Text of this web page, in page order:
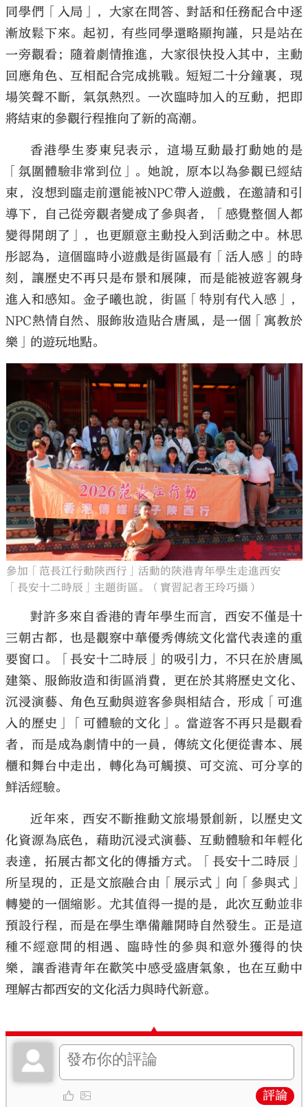
同學們「入局」，大家在問答、對話和任務配合中逐
漸放鬆下來。起初，有些同學還略顯拘謹，只是站在
一旁觀看；隨着劇情推進，大家很快投入其中，主動
回應角色、互相配合完成挑戰。短短二十分鐘裏，現
場笑聲不斷，氣氛熱烈。一次臨時加入的互動，把即
將結束的參觀行程推向了新的高潮。
香港學生麥東兒表示，這場互動最打動她的是
「氛圍體驗非常到位」。她說，原本以為參觀已經結
束，沒想到臨走前還能被NPC帶入遊戲，在邀請和引
導下，自己從旁觀者變成了參與者，「感覺整個人都
變得開朗了」，也更願意主動投入到活動之中。林思
彤認為，這個臨時小遊戲是街區最有「活人感」的時
刻，讓歷史不再只是布景和展陳，而是能被遊客親身
進入和感知。金子曦也說，街區「特別有代入感」，
NPC熱情自然、服飾妝造貼合唐風，是一個「寓教於
樂」的遊玩地點。
參加「范長江行動陝西行」活動的陝港青年學生走進西安
「長安十二時辰」主題街區。（實習記者王玲巧攝）
對許多來自香港的青年學生而言，西安不僅是十
三朝古都，也是觀察中華優秀傳統文化當代表達的重
要窗口。「長安十二時辰」的吸引力，不只在於唐風
建築、服飾妝造和街區消費，更在於其將歷史文化、
沉浸演藝、角色互動與遊客參與相結合，形成「可進
入的歷史」「可體驗的文化」。當遊客不再只是觀看
者，而是成為劇情中的一員，傳統文化便從書本、展
櫃和舞台中走出，轉化為可觸摸、可交流、可分享的
鮮活經驗。
近年來，西安不斷推動文旅場景創新，以歷史文
化資源為底色，藉助沉浸式演藝、互動體驗和年輕化
表達，拓展古都文化的傳播方式。「長安十二時辰」
所呈現的，正是文旅融合由「展示式」向「參與式」
轉變的一個縮影。尤其值得一提的是，此次互動並非
預設行程，而是在學生準備離開時自然發生。正是這
種不經意間的相遇、臨時性的參與和意外獲得的快
樂，讓香港青年在歡笑中感受盛唐氣象，也在互動中
理解古都西安的文化活力與時代新意。
評論